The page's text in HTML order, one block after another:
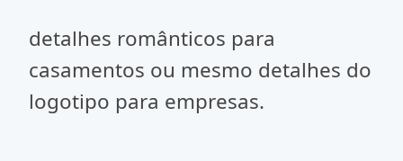
detalhes românticos para
casamentos ou mesmo detalhes do
logotipo para empresas.